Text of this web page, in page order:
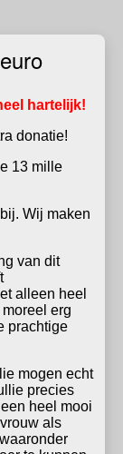
hartelijk!
donatie!
13 mille
Wij maken
van dit
alleen heel
erg
prachtige
mogen echt
precies
heel mooi
als